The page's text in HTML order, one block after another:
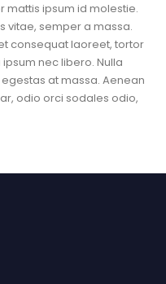
mattis ipsum id molestie.
vitae, semper a massa.
consequat laoreet, tortor
nec libero. Nulla
at massa. Aenean
odio orci sodales odio,